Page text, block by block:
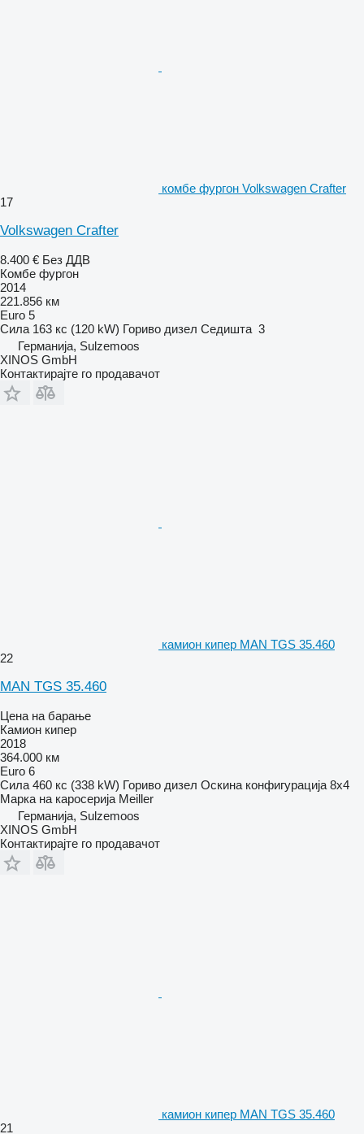
комбе фургон Volkswagen Crafter
17
Volkswagen Crafter
8.400 € Без ДДВ
Комбе фургон
2014
221.856 км
Euro 5
Сила 163 кс (120 kW) Гориво дизел Седишта 3
Германија, Sulzemoos
XINOS GmbH
Контактирајте го продавачот
камион кипер MAN TGS 35.460
22
MAN TGS 35.460
Цена на барање
Камион кипер
2018
364.000 км
Euro 6
Сила 460 кс (338 kW) Гориво дизел Оскина конфигурација 8x4
Марка на каросерија Meiller
Германија, Sulzemoos
XINOS GmbH
Контактирајте го продавачот
камион кипер MAN TGS 35.460
21